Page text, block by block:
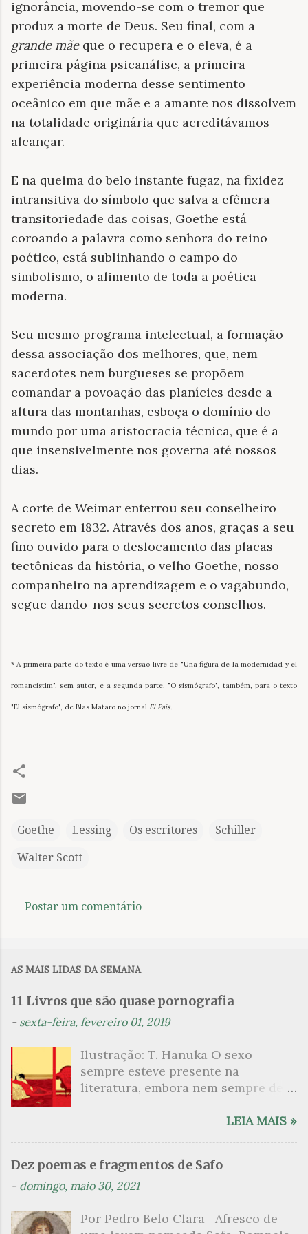
ignorância, movendo-se com o tremor que
produz a morte de Deus. Seu final, com a
grande mãe que o recupera e o eleva, é a
primeira página psicanálise, a primeira
experiência moderna desse sentimento
oceânico em que mãe e a amante nos dissolvem
na totalidade originária que acreditávamos
alcançar.
E na queima do belo instante fugaz, na fixidez
intransitiva do símbolo que salva a efêmera
transitoriedade das coisas, Goethe está
coroando a palavra como senhora do reino
poético, está sublinhando o campo do
simbolismo, o alimento de toda a poética
moderna.
Seu mesmo programa intelectual, a formação
dessa associação dos melhores, que, nem
sacerdotes nem burgueses se propõem
comandar a povoação das planícies desde a
altura das montanhas, esboça o domínio do
mundo por uma aristocracia técnica, que é a
que insensivelmente nos governa até nossos
dias.
A corte de Weimar enterrou seu conselheiro
secreto em 1832. Através dos anos, graças a seu
fino ouvido para o deslocamento das placas
tectônicas da história, o velho Goethe, nosso
companheiro na aprendizagem e o vagabundo,
segue dando-nos seus secretos conselhos.
* A primeira parte do texto é uma versão livre de "Una figura de la modernidad y el
romancistim", sem autor, e a segunda parte, "O sismógrafo", também, para o texto
"El sismógrafo", de Blas Mataro no jornal El País.
Goethe Lessing Os escritores Schiller
Walter Scott
n
t
i
o
Postar um comentário
AS MAIS LIDAS DA SEMANA
11 Livros que são quase pornografia
- sexta-feira, fevereiro 01, 2019
Ilustração: T. Hanuka O sexo
sempre esteve presente na
literatura, embora nem sempre de
que mergulharam em sua própria
psicanalítico e findaram por revelar
a partir dessa intimidade o lado
apresenta um conjunto de livros
LEIA MAIS »
Dez poemas e fragmentos de Safo
- domingo, maio 30, 2021
Por Pedro Belo Clara Afresco de